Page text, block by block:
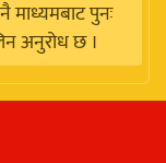
माध्यमबाट पुनः
अनुरोध छ ।